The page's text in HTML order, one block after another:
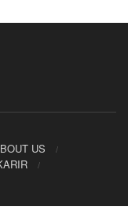
US
KREASI MEDIA